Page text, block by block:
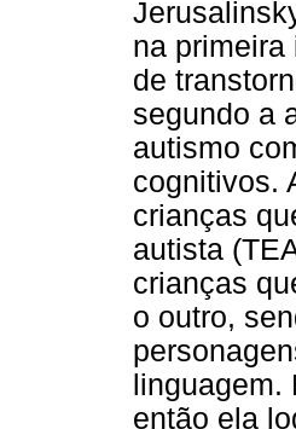
na
de
segundo a
autismo
cognitivos.
crianças
autista
crianças
o outro,
então ela